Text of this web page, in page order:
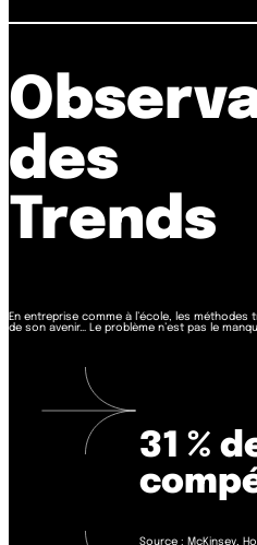
des
Trends
En entreprise comme à l’école, les
de son avenir… Le problème n’est pas le
31 %
Source : McKinsey,